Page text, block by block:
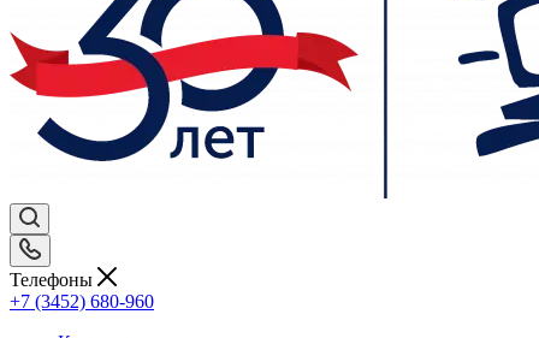
Телефоны
+7 (3452) 680-960